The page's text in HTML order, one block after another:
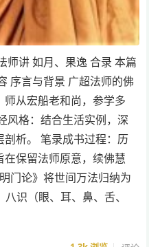
师讲 如月、果逸 合录 本篇
序言与背景 广超法师的佛
从宏船老和尚，参学多
风格：结合生活实例，深
析。 笔录成书过程：历
保留法师原意，续佛慧
门论》将世间万法归纳为
识（眼、耳、鼻、舌、